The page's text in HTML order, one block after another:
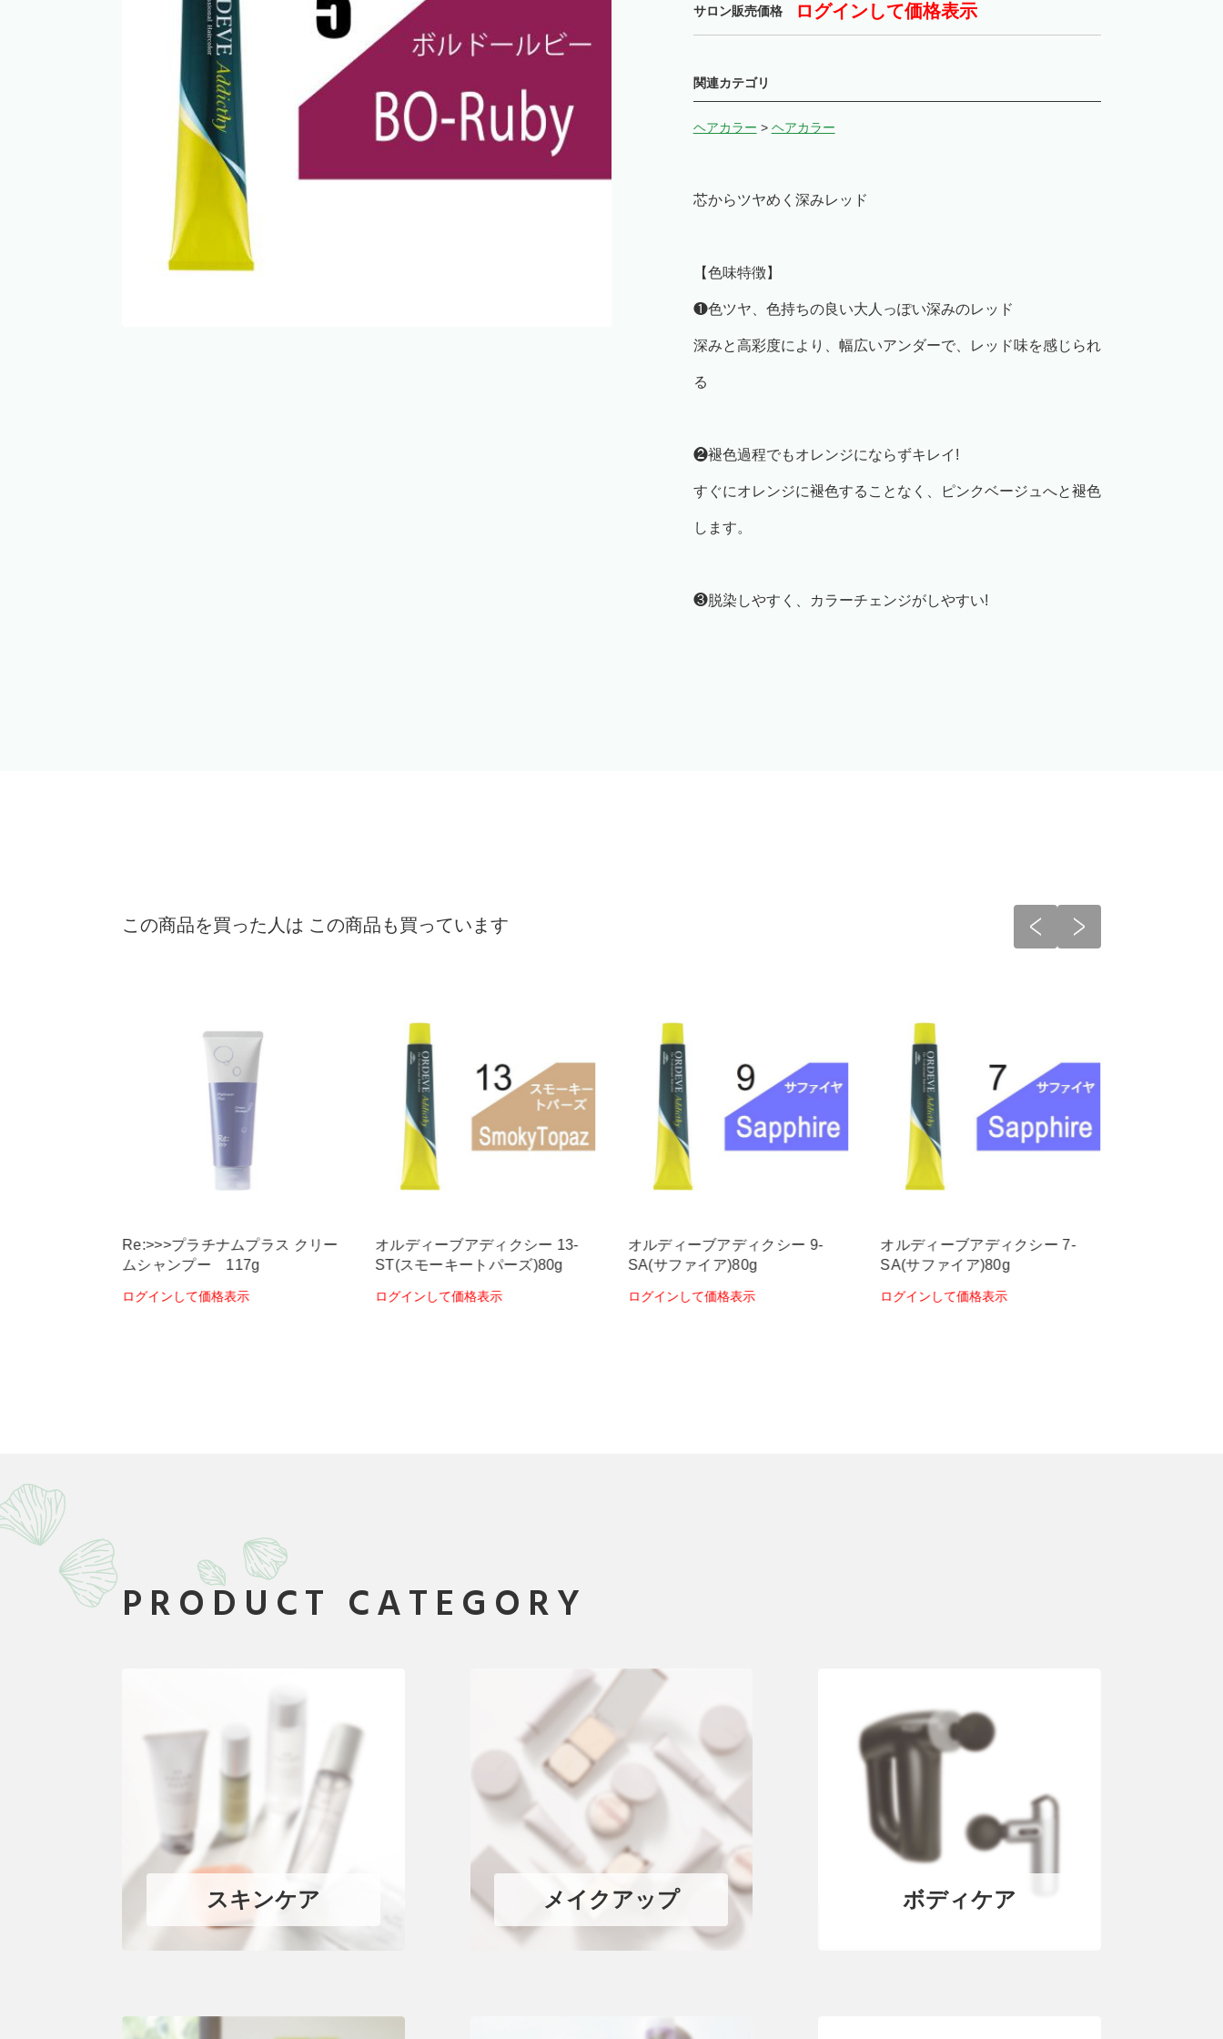
サロン販売価格 ログインして価格表示
関連カテゴリ
ヘアカラー > ヘアカラー
芯からツヤめく深みレッド
【色味特徴】
❶色ツヤ、色持ちの良い大人っぽい深みのレッド
深みと高彩度により、幅広いアンダーで、レッド味を感じられ
る
❷褪色過程でもオレンジにならずキレイ!
すぐにオレンジに褪色することなく、ピンクベージュへと褪色
します。
❸脱染しやすく、カラーチェンジがしやすい!
この商品を買った人は この商品も買っています
プラチナムプラス クリー
オルディーブアディクシー 13-
ST(スモーキートパーズ)80g
ログインして価格表示
オルディーブアディクシー 9-
SA(サファイア)80g
ログインして価格表示
オルディーブアディクシー 7-
SA(サファイア)80g
ログインして価格表示
オルディーブアディクシー7-
ST(スモーキートパーズ)80g
ログインして価格表示
PRODUCT CATEGORY
スキンケア メイクアップ ボディケア